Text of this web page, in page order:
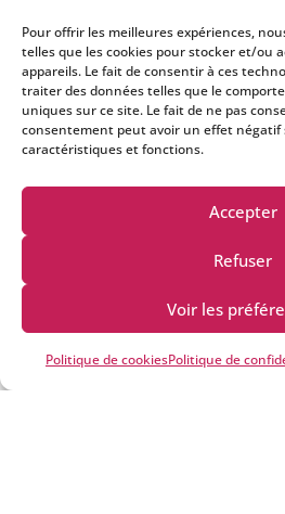
Pour offrir les meilleures expériences,
telles que les cookies pour stocker et/ou
appareils. Le fait de consentir à ces
traiter des données telles que le
uniques sur ce site. Le fait de ne pas
consentement peut avoir un effet négatif
caractéristiques et fonctions.
Accepter
Refuser
Voir les
Politique de cookiesPolitique de
Tous les éléments du
Soin du visage
Massage des mains
Massage des pieds
au
Relaxation sonore
Une expérience hors du
le corps et l’âme.
📌 Informations pratiques